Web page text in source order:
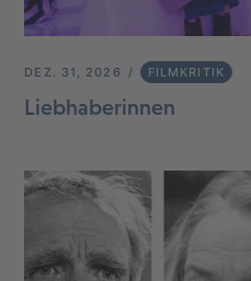
DEZ. 31, 2026 FILMKRITIK
Liebhaberinnen